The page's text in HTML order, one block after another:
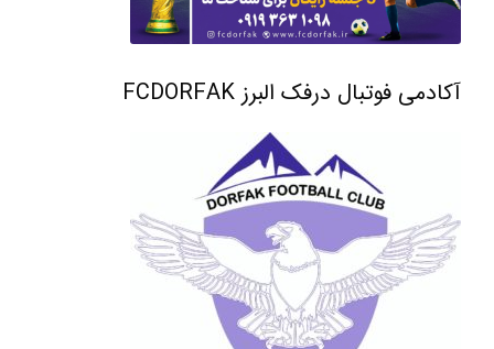
آکادمی فوتبال درفک البرز FCDORFAK